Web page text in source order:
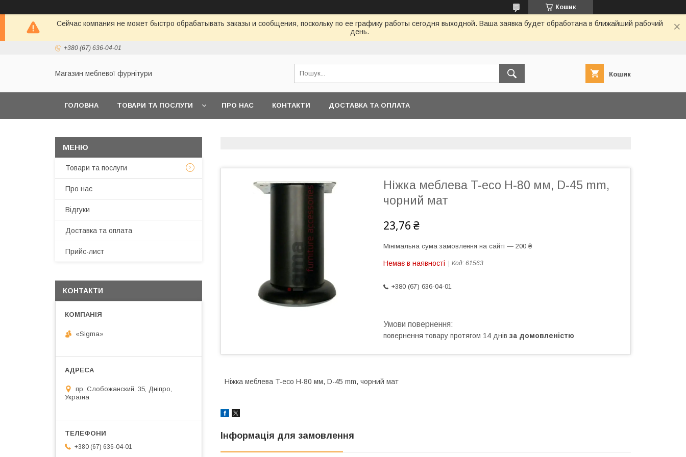
Кошик
Сейчас компания не может быстро обрабатывать заказы и сообщения, поскольку по ее графику работы сегодня выходной. Ваша заявка будет обработана в ближайший рабочий
день.
+380 (67) 636-04-01
Магазин меблевої фурнітури Кошик
ГОЛОВНА ТОВАРИ ТА ПОСЛУГИ ПРО НАС КОНТАКТИ ДОСТАВКА ТА ОПЛАТА
Ніжка меблева T-eco H-80 мм, D-45 mm,
чорний мат
23,76 ₴
Мінімальна сума замовлення на сайті — 200 ₴
Немає в наявності Код: 61563
+380 (67) 636-04-01
повернення товару протягом 14 днів за домовленістю
Ніжка меблева T-eco H-80 мм, D-45 mm, чорний мат
Інформація для замовлення
Товари та послуги
Про нас
Відгуки
Доставка та оплата
Прийс-лист
КОНТАКТИ
«Sigma»
пр. Слобожанский, 35, Дніпро,
Україна
+380 (67) 636-04-01